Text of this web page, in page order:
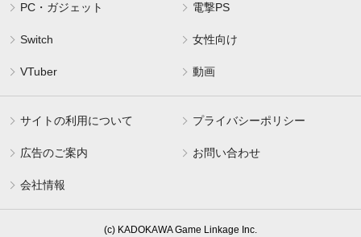
PC・ガジェット 電撃PS
Switch 女性向け
VTuber 動画
サイトの利用について プライバシーポリシー
広告のご案内 お問い合わせ
会社情報
(c) KADOKAWA Game Linkage Inc.